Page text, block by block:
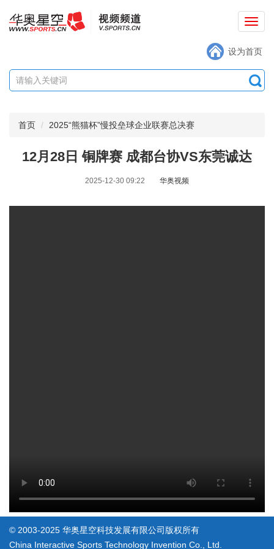
设为首页
切
导
航
首页 2025“熊猫杯”慢投垒球企业联赛总决赛
12月28日 铜牌赛 成都台协VS东莞诚达
2025-12-30 09:22 华奥视频
© 2003-2025 华奥星空科技发展有限公司版权所有
China Interactive Sports Technology Invention Co., Ltd.